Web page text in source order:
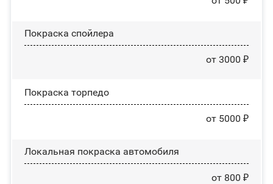
Покраска спойлера
от 3000 ₽
Покраска торпедо
от 5000 ₽
Локальная покраска автомобиля
от 800 ₽